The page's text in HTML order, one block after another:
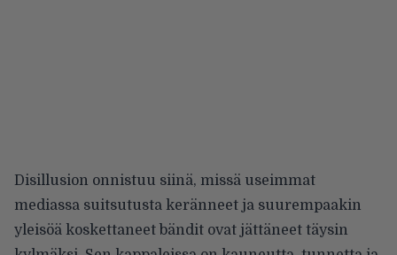
Disillusion onnistuu siinä, missä useimmat
mediassa suitsutusta keränneet ja suurempaakin
yleisöä koskettaneet bändit ovat jättäneet täysin